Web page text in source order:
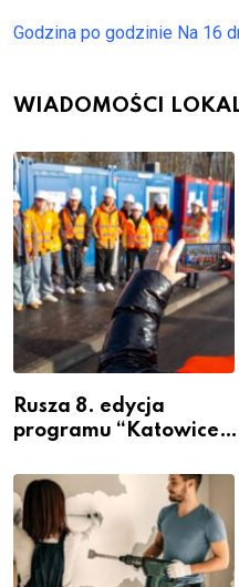
Godzina po godzinie Na 16
WIADOMOŚCI
Rusza 8. edycja
programu “Katowice
– nabór dla
przedsiębiorców